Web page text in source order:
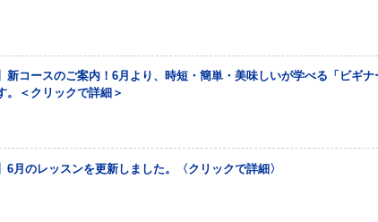
新コースのご案内！6月より、時短・簡単・美味しいが学べる「ビギ
。＜クリックで詳細＞
6月のレッスンを更新しました。〈クリックで詳細〉